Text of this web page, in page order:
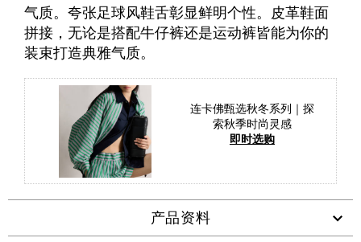
码
气质。夸张足球风鞋舌彰显鲜明个性。皮革鞋面
拼接，无论是搭配牛仔裤还是运动裤皆能为你的
装束打造典雅气质。
连卡佛甄选秋冬系列｜探
索秋季时尚灵感
即时选购
产品资料